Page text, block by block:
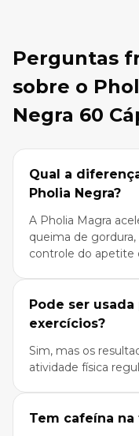
Perguntas
sobre o
Negra 60
Qual a
Pholia Negra?
A Pholia Magra
queima de
controle do apetite
Pode ser
exercícios?
Sim, mas os
atividade física
Tem cafeína na